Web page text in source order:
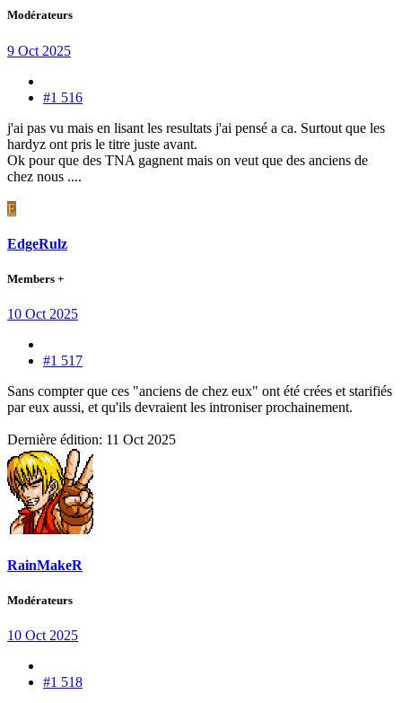
Modérateurs
9 Oct 2025
#1 516
j'ai pas vu mais en lisant les resultats j'ai pensé a ca. Surtout que les
hardyz ont pris le titre juste avant.
Ok pour que des TNA gagnent mais on veut que des anciens de
chez nous ....
E
EdgeRulz
Members +
10 Oct 2025
#1 517
Sans compter que ces "anciens de chez eux" ont été crées et starifiés
par eux aussi, et qu'ils devraient les introniser prochainement.
Dernière édition: 11 Oct 2025
RainMakeR
Modérateurs
10 Oct 2025
#1 518